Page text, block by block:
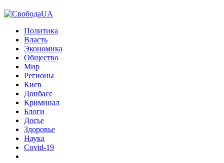
Политика
Власть
Экономика
Общество
Мир
Регионы
Киев
Донбасс
Криминал
Блоги
Досье
Здоровье
Наука
Covid-19